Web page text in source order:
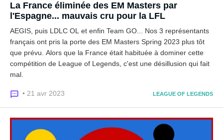
La France éliminée des EM Masters par
l'Espagne... mauvais cru pour la LFL
AEGIS, puis LDLC OL et enfin Team GO... Nos 3 représentants
français ont pris la porte des EM Masters Spring 2023 plus tôt
que prévu. Alors que la France était habituée à dominer cette
compétition de League of Legends, c'est une désillusion qui fait
mal.
• 21 avr 2023 LEAGUE OF LEGENDS